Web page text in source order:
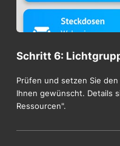
Schritt 6:
Prüfen und setzen Sie
Ihnen gewünscht. Details
Ressourcen".